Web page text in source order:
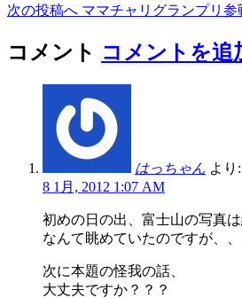
次の投稿へ ママチャリグランプリ参
コメント コメントを追
はっちゃん より:
8 1月, 2012 1:07 AM
初めの日の出、富士山の写真
なんて眺めていたのですが、、
次に本題の怪我の話、
大丈夫ですか？？？